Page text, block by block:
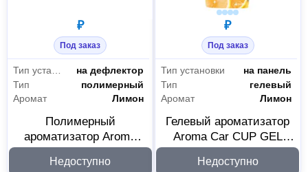
₽
Под заказ
на дефлектор
Тип
полимерный
Аромат
Лимон
Полимерный
ароматизатор Aroma
Недоступно
₽
Под заказ
Тип установки
на панель
Тип
гелевый
Аромат
Лимон
Гелевый ароматизатор
Aroma Car CUP GEL
Недоступно